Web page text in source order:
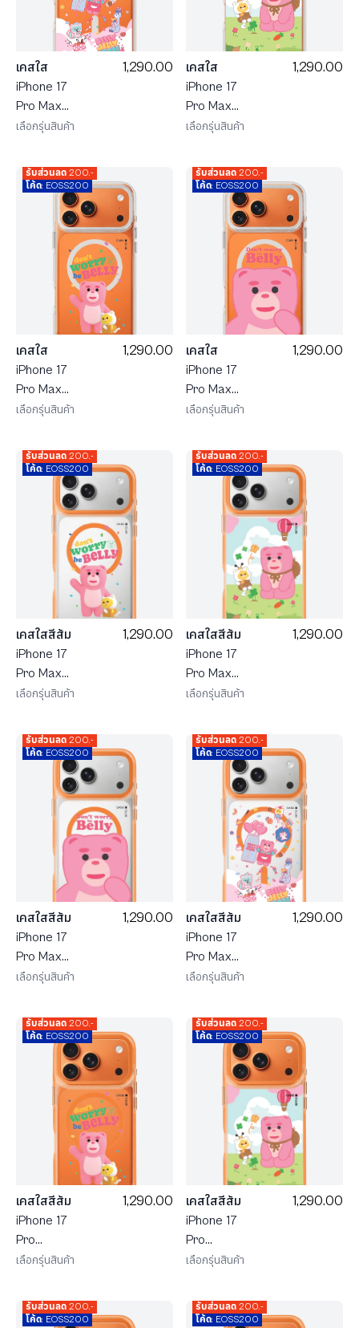
เคสใส
iPhone 17
Pro Max
MagSafe สี
Bellygom ใน
ดินแดนขนม
1,290.00
เลือกรุ่นสินค้า
เคสใส
iPhone 17
Pro Max
MagSafe สี
Bellygom ใน
ฤดูใบไม้ผลิ
1,290.00
เลือกรุ่นสินค้า
รับส่วนลด 200.-
โค้ด: EOSS200
เคสใส
iPhone 17
Pro Max
MagSafe สี
Bellygom
Go-cat
Don't Worry
be Belly
1,290.00
เลือกรุ่นสินค้า
รับส่วนลด 200.-
โค้ด: EOSS200
เคสใส
iPhone 17
Pro Max
MagSafe สี
Bellygom
Character
1,290.00
เลือกรุ่นสินค้า
รับส่วนลด 200.-
โค้ด: EOSS200
เคสใสสีส้ม
iPhone 17
Pro Max
MagSafe
Don't Worry
1,290.00
เลือกรุ่นสินค้า
รับส่วนลด 200.-
โค้ด: EOSS200
เคสใสสีส้ม
iPhone 17
Pro Max
MagSafe
ฤดูใบไม้ผลิ
1,290.00
เลือกรุ่นสินค้า
รับส่วนลด 200.-
โค้ด: EOSS200
เคสใสสีส้ม
iPhone 17
Pro Max
MagSafe
Bellygom
Character
1,290.00
เลือกรุ่นสินค้า
รับส่วนลด 200.-
โค้ด: EOSS200
เคสใสสีส้ม
iPhone 17
Pro Max
MagSafe
Bellygom ใน
ดินแดนขนม
1,290.00
เลือกรุ่นสินค้า
รับส่วนลด 200.-
โค้ด: EOSS200
เคสใสสีส้ม
iPhone 17
Pro
MagSafe
Go-cat
Don't Worry
1,290.00
เลือกรุ่นสินค้า
รับส่วนลด 200.-
โค้ด: EOSS200
เคสใสสีส้ม
iPhone 17
Pro
MagSafe
Bellygom ใน
ฤดูใบไม้ผลิ
1,290.00
เลือกรุ่นสินค้า
รับส่วนลด 200.-
โค้ด: EOSS200
รับส่วนลด 200.-
โค้ด: EOSS200